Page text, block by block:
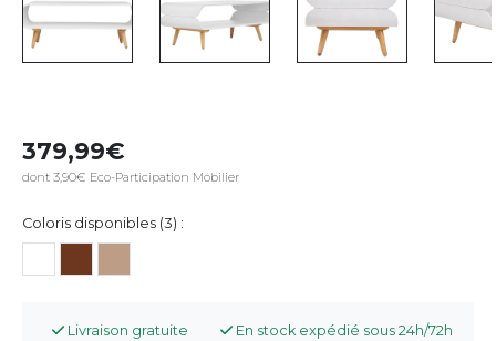
379,99
dont 3,90€ Eco-Participation Mobilier
Coloris disponibles (3) :
Livraison gratuite En stock expédié sous 24h/72h